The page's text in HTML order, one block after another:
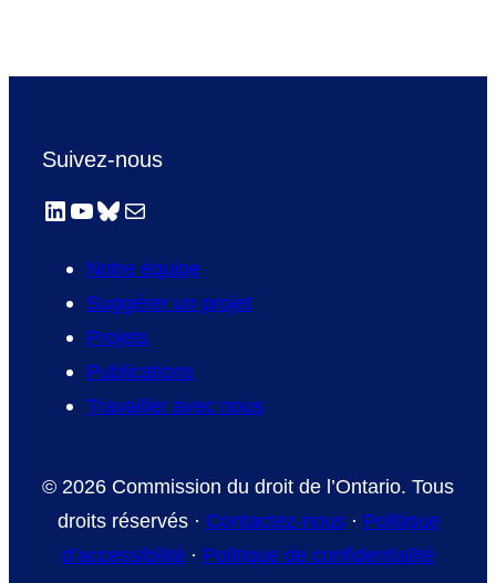
Suivez-nous
LinkedIn
YouTube
Bluesky
E-mail
Notre équipe
Suggérer un projet
Projets
Publications
Travailler avec nous
© 2026 Commission du droit de l’Ontario. Tous
droits réservés · Contactez-nous· Politique
d’accessibilité · Politique de confidentialité